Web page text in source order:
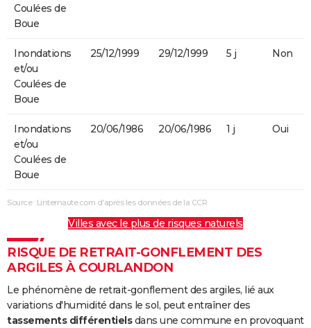
Coulées de
Boue
Inondations
et/ou
Coulées de
Boue
25/12/1999 29/12/1999 5 j Non
Inondations
et/ou
Coulées de
Boue
20/06/1986 20/06/1986 1 j Oui
Source : Linternaute.com d'après les données de la CCR
Villes avec le plus de risques naturels
RISQUE DE RETRAIT-GONFLEMENT DES
ARGILES À COURLANDON
Le phénomène de retrait-gonflement des argiles, lié aux
variations d'humidité dans le sol, peut entraîner des
tassements différentielsdans une commune en provoquant